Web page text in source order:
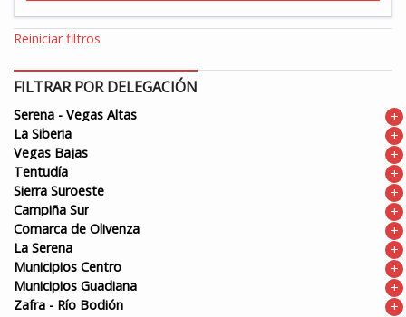
Reiniciar filtros
FILTRAR POR DELEGACIÓN